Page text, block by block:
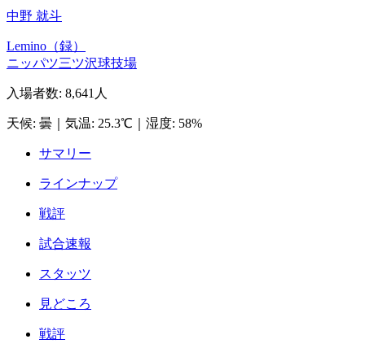
中野 就斗
Lemino（録）
ニッパツ三ツ沢球技場
入場者数: 8,641人
天候: 曇 気温: 25.3℃ 湿度: 58%
サマリー
ラインナップ
戦評
試合速報
スタッツ
見どころ
戦評